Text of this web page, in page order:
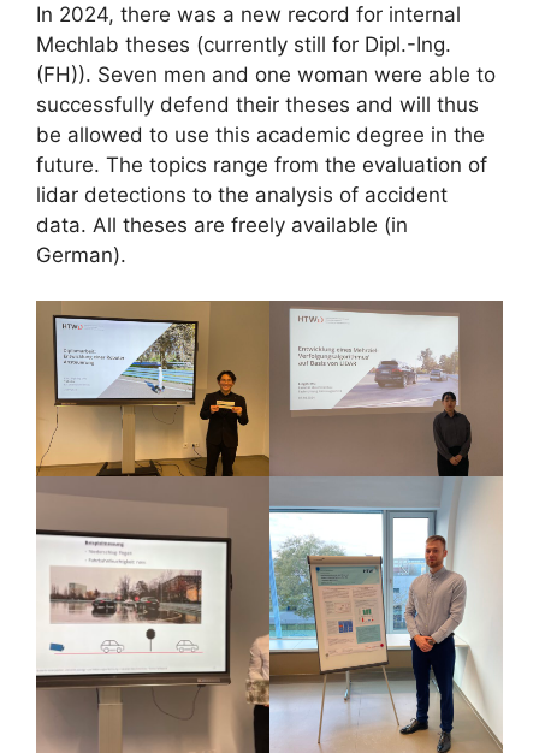
In 2024, there was a new record for internal
Mechlab theses (currently still for Dipl.-Ing.
(FH)). Seven men and one woman were able to
successfully defend their theses and will thus
be allowed to use this academic degree in the
future. The topics range from the evaluation of
lidar detections to the analysis of accident
data. All theses are freely available (in
German).